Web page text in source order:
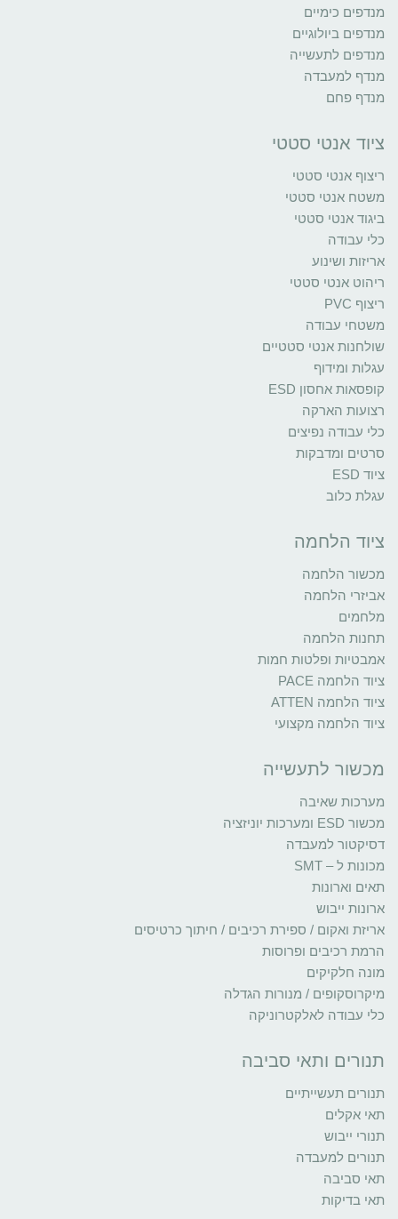
מנדפים כימיים
מנדפים ביולוגיים
מנדפים לתעשייה
מנדף למעבדה
מנדף פחם
ציוד אנטי סטטי
ריצוף אנטי סטטי
משטח אנטי סטטי
ביגוד אנטי סטטי
כלי עבודה
אריזות ושינוע
ריהוט אנטי סטטי
ריצוף PVC
משטחי עבודה
שולחנות אנטי סטטיים
עגלות ומידוף
קופסאות אחסון ESD
רצועות הארקה
כלי עבודה נפיצים
סרטים ומדבקות
ציוד ESD
עגלת כלוב
ציוד הלחמה
מכשור הלחמה
אביזרי הלחמה
מלחמים
תחנות הלחמה
אמבטיות ופלטות חמות
ציוד הלחמה PACE
ציוד הלחמה ATTEN
ציוד הלחמה מקצועי
מכשור לתעשייה
מערכות שאיבה
מכשור ESD ומערכות יוניזציה
דסיקטור למעבדה
מכונות ל – SMT
תאים וארונות
ארונות ייבוש
אריזת ואקום / ספירת רכיבים / חיתוך כרטיסים
הרמת רכיבים ופרוסות
מונה חלקיקים
מיקרוסקופים / מנורות הגדלה
כלי עבודה לאלקטרוניקה
תנורים ותאי סביבה
תנורים תעשייתיים
תאי אקלים
תנורי ייבוש
תנורים למעבדה
תאי סביבה
תאי בדיקות